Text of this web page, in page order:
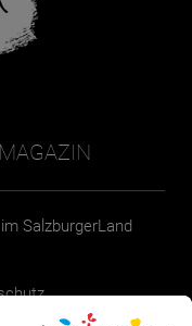
SalzburgerLand